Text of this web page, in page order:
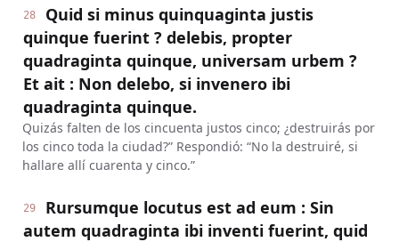
28
Quid si minus quinquaginta justis
quinque fuerint ? delebis, propter
quadraginta quinque, universam urbem ?
Et ait : Non delebo, si invenero ibi
quadraginta quinque.
Quizás falten de los cincuenta justos cinco; ¿destruirás por
los cinco toda la ciudad?” Respondió: “No la destruiré, si
hallare allí cuarenta y cinco.”
29
Rursumque locutus est ad eum : Sin
autem quadraginta ibi inventi fuerint, quid